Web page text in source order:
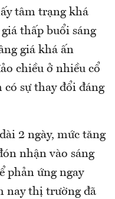
tâm trạng khá
thấp buổi sáng
giá khá ấn
chiều ở nhiều cổ
sự thay đổi đáng
2 ngày, mức tăng
nhận vào sáng
phản ứng ngay
nay thị trường đã